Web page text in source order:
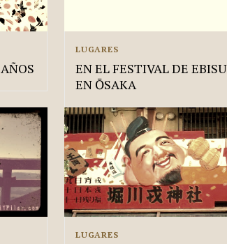
LUGARES
EN EL FESTIVAL DE EBISU
EN ŌSAKA
LUGARES